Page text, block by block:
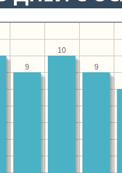
9
10
9